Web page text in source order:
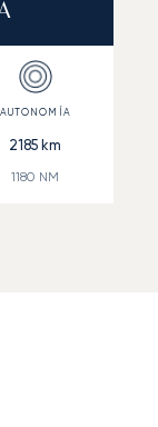
2185 km
1180 NM